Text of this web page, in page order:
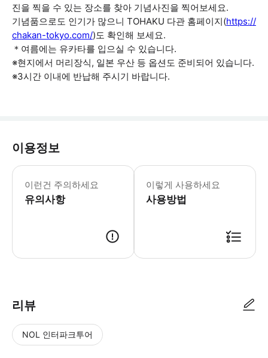
진을 찍을 수 있는 장소를 찾아 기념사진을 찍어보세요.
기념품으로도 인기가 많으니 TOHAKU 다관 홈페이지(https://
chakan-tokyo.com/)도 확인해 보세요.
＊여름에는 유카타를 입으실 수 있습니다.
※현지에서 머리장식, 일본 우산 등 옵션도 준비되어 있습니다.
※3시간 이내에 반납해 주시기 바랍니다.
이용정보
이런건 주의하세요
유의사항
이렇게 사용하세요
사용방법
리뷰
NOL 인터파크투어